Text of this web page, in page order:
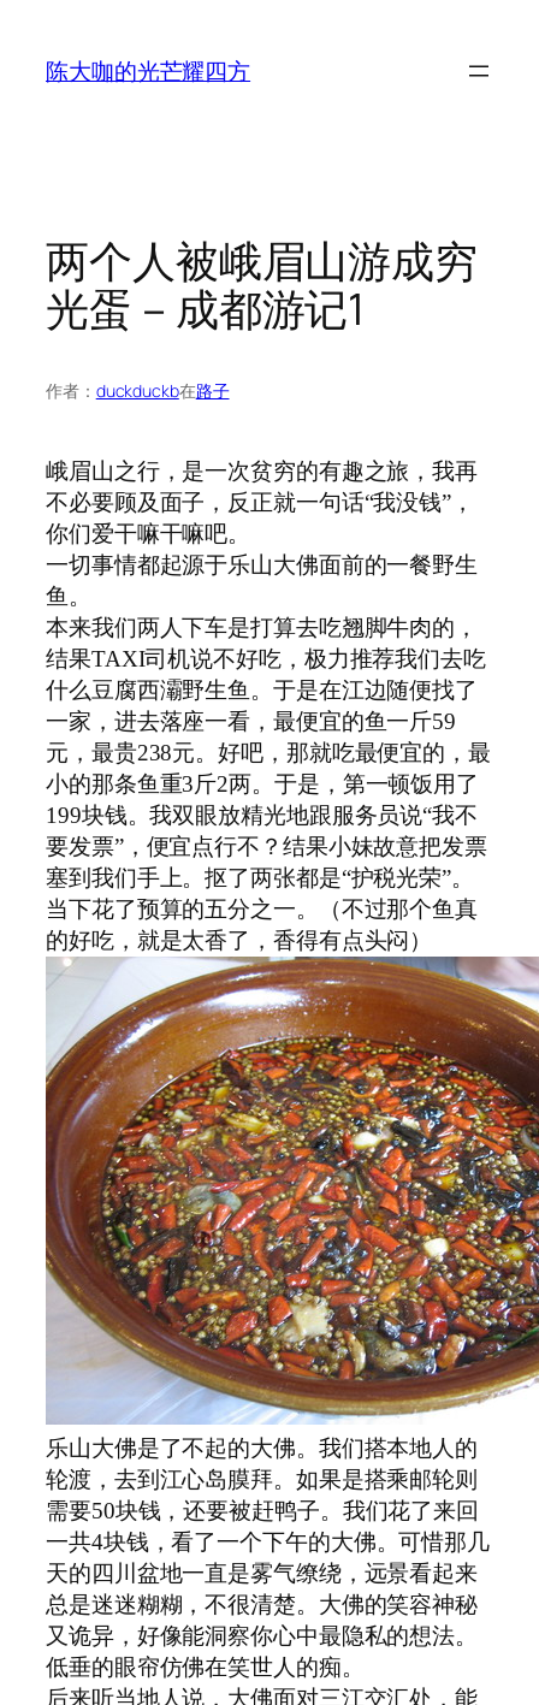
陈大咖的光芒耀四方
两个人被峨眉山游成穷
光蛋－成都游记1
作者： duckduckb在路子
峨眉山之行，是一次贫穷的有趣之旅，我再
不必要顾及面子，反正就一句话“我没钱”，
你们爱干嘛干嘛吧。
一切事情都起源于乐山大佛面前的一餐野生
鱼。
本来我们两人下车是打算去吃翘脚牛肉的，
结果TAXI司机说不好吃，极力推荐我们去吃
什么豆腐西灞野生鱼。于是在江边随便找了
一家，进去落座一看，最便宜的鱼一斤59
元，最贵238元。好吧，那就吃最便宜的，最
小的那条鱼重3斤2两。于是，第一顿饭用了
199块钱。我双眼放精光地跟服务员说“我不
要发票”，便宜点行不？结果小妹故意把发票
塞到我们手上。抠了两张都是“护税光荣”。
当下花了预算的五分之一。（不过那个鱼真
的好吃，就是太香了，香得有点头闷）
乐山大佛是了不起的大佛。我们搭本地人的
轮渡，去到江心岛膜拜。如果是搭乘邮轮则
需要50块钱，还要被赶鸭子。我们花了来回
一共4块钱，看了一个下午的大佛。可惜那几
天的四川盆地一直是雾气缭绕，远景看起来
总是迷迷糊糊，不很清楚。大佛的笑容神秘
又诡异，好像能洞察你心中最隐私的想法。
低垂的眼帘仿佛在笑世人的痴。
后来听当地人说，大佛面对三江交汇处，能